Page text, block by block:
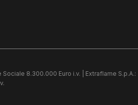
8.300.000 Euro i.v. | Extraflame S.p.A.: